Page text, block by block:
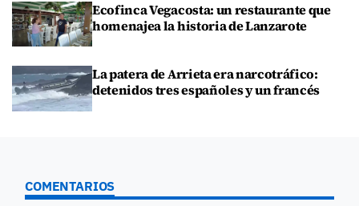
Ecofinca Vegacosta: un restaurante que
homenajea la historia de Lanzarote
La patera de Arrieta era narcotráfico:
detenidos tres españoles y un francés
COMENTARIOS